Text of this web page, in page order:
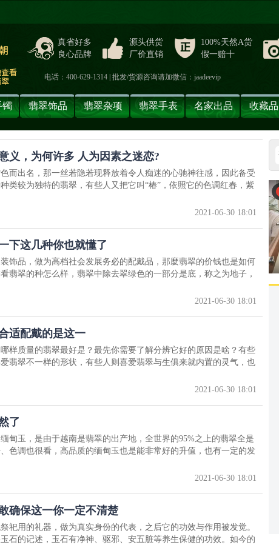
真省好多
良心品牌
源头供货
厂价直销
100%天然A货
假一赔十
电话：400-629-1314 | 批发/货源咨询请加微信：jaadeevip
镯 翡翠饰品 翡翠杂项 翡翠手表 名家出品 收藏品
义，为何许多 人为因素之迷恋?
而出名，那一丝若隐若现释放着令人痴迷的心驰神往感，因此备受
类较为独特的翡翠，有些人又把它叫“椿”，依照它的色调红春，紫
2021-06-30 18:01
下这几种你也就懂了
饰品，做为高档社会发展务必的配戴品，那麼翡翠的价钱也是如何
翡翠的种怎么样，翡翠中除去翠绿色的一部分是底，称之为地子，
2021-06-30 18:01
适配戴的是这一
样质量的翡翠最好是？最先你需要了解分辨它好的原因是啥？有些
翡翠不一样的形状，有些人则喜爱翡翠与生俱来就内置的灵气，也
2021-06-30 18:01
了
甸玉，是由于越南是翡翠的出产地，全世界的95%之上的翡翠全是
色调也很看，高品质的缅甸玉也是能非常好的升值，也有一定的发
2021-06-30 18:01
确保这一你一定不清楚
祀用的礼器，做为真实身份的代表，之后它的功效与作用被发觉。
石的记述，玉石有净神、驱邪、安五脏等养生保健的功效。如今的